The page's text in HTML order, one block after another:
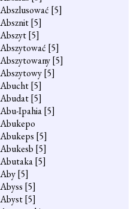
Abszlusować [5]
Absznit[5]
Abszyt[5]
Abszytować [5]
Abszytowany[5]
Abszytowy[5]
Abucht[5]
Abudat[5]
Abu-Ipahia[5]
Abukepo
Abukeps [5]
Abukesb [5]
Abutaka[5]
Aby[5]
Abyss [5]
Abyst[5]